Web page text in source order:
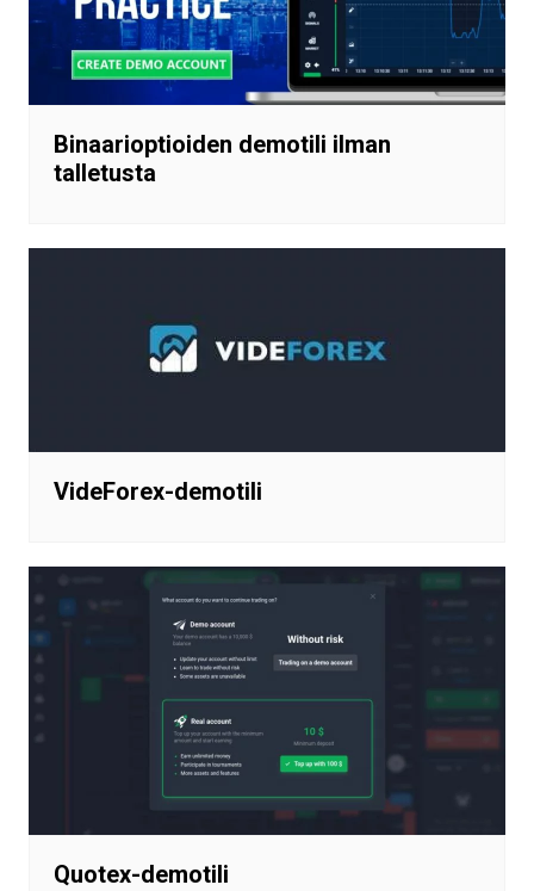
Binaarioptioiden demotili ilman
talletusta
VideForex-demotili
Quotex-demotili